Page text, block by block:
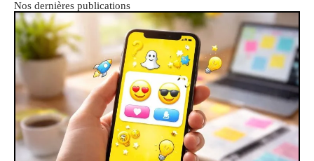
Nos dernières publications